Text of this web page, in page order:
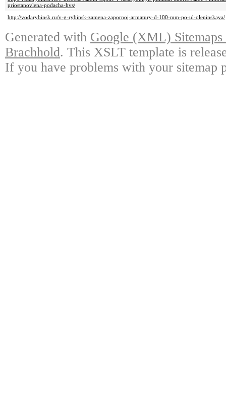
priostanovlena-podacha-hvs/
http://vodarybinsk.ru/v-g-rybinsk-zamena-zapornoj-armatury-d-100-mm-po-ul-oleninskaya/
Generated with Google (XML)
Brachhold. This XSLT template is
If you have problems with your sitemap